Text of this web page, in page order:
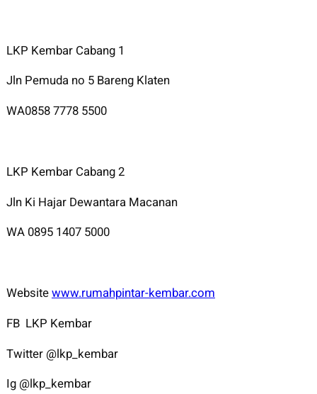
LKP Kembar Cabang 1
Jln Pemuda no 5 Bareng Klaten
WA0858 7778 5500
LKP Kembar Cabang 2
Jln Ki Hajar Dewantara Macanan
WA 0895 1407 5000
Websitewww.rumahpintar-kembar.com
FB LKP Kembar
Twitter @lkp_kembar
Ig @lkp_kembar